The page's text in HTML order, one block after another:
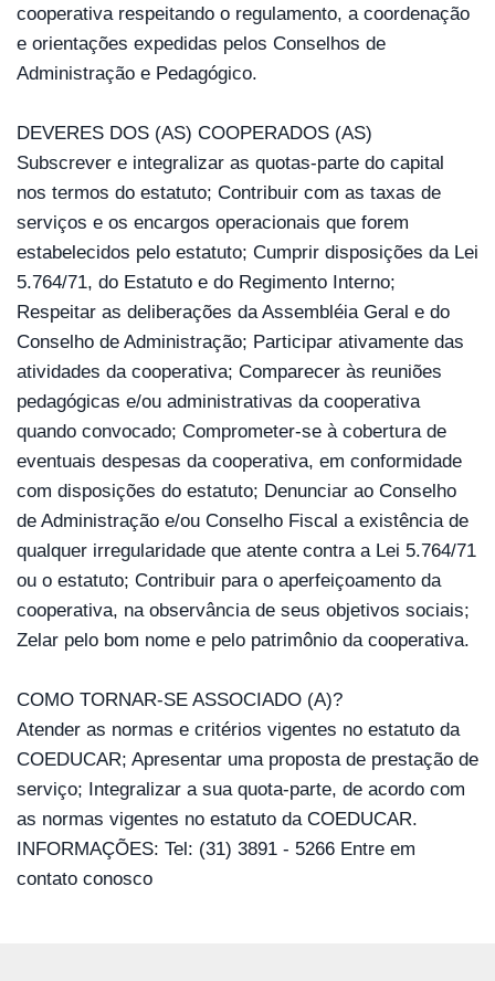
cooperativa respeitando o regulamento, a coordenação
e orientações expedidas pelos Conselhos de
Administração e Pedagógico.
DEVERES DOS (AS) COOPERADOS (AS)
Subscrever e integralizar as quotas-parte do capital
nos termos do estatuto; Contribuir com as taxas de
serviços e os encargos operacionais que forem
estabelecidos pelo estatuto; Cumprir disposições da Lei
5.764/71, do Estatuto e do Regimento Interno;
Respeitar as deliberações da Assembléia Geral e do
Conselho de Administração; Participar ativamente das
atividades da cooperativa; Comparecer às reuniões
pedagógicas e/ou administrativas da cooperativa
quando convocado; Comprometer-se à cobertura de
eventuais despesas da cooperativa, em conformidade
com disposições do estatuto; Denunciar ao Conselho
de Administração e/ou Conselho Fiscal a existência de
qualquer irregularidade que atente contra a Lei 5.764/71
ou o estatuto; Contribuir para o aperfeiçoamento da
cooperativa, na observância de seus objetivos sociais;
Zelar pelo bom nome e pelo patrimônio da cooperativa.
COMO TORNAR-SE ASSOCIADO (A)?
Atender as normas e critérios vigentes no estatuto da
COEDUCAR; Apresentar uma proposta de prestação de
serviço; Integralizar a sua quota-parte, de acordo com
as normas vigentes no estatuto da COEDUCAR.
INFORMAÇÕES: Tel: (31) 3891 - 5266 Entre em
contato conosco